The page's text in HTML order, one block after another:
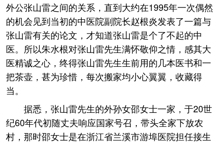
外公张山雷之间的关系，直到大约在1995年一次偶然
的机会见到当初的中医院副院长赵根炎发表了一篇与
张山雷有关的论文，才知道张山雷是个了不起的中
医。所以朱水根对张山雷先生满怀敬仰之情，感其大
医精诚之心，终得张山雷先生生前用的几本医书和一
把茶壶，甚为珍惜，每次搬家均小心翼翼，收藏得
当。
据悉，张山雷先生的外孙女邵女士一家，于20世
纪60年代初随丈夫响应国家号召，带头全家下放农
村，那时邵女士是在浙江省兰溪市游埠医院担任接生